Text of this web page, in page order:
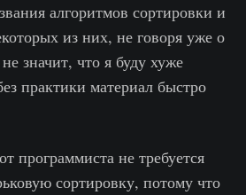
алгоритмов сортировки и
из них, не говоря уже о
значит, что я буду хуже
практики материал быстро
программиста не требуется
сортировку, потому что